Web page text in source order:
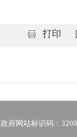
打印
政府网站标识码：